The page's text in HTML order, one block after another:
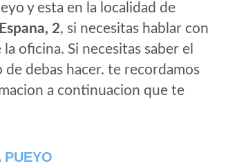
y esta en la localidad de
2, si necesitas hablar con
oficina. Si necesitas saber el
debas hacer. te recordamos
a continuacion que te
PUEYO